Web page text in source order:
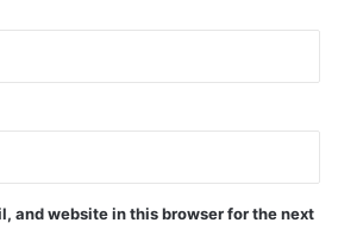
and website in this browser for the next